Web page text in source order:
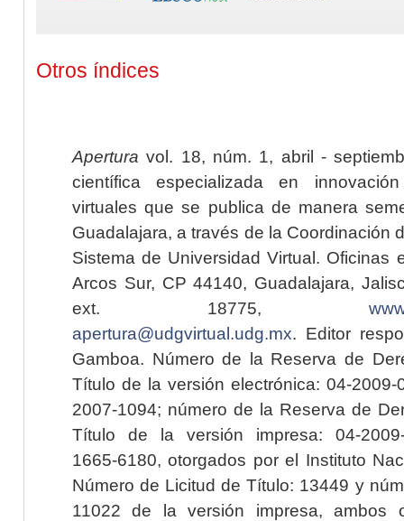
Otros índices
Apertura vol. 18, núm. 1, abril -
científica especializada en
virtuales que se publica de manera
Guadalajara, a través de la Coordinación
Sistema de Universidad Virtual. Oficinas
Arcos Sur, CP 44140, Guadalajara,
ext. 18775,
apertura@udgvirtual.udg.mx. Editor
Gamboa. Número de la Reserva de
Título de la versión electrónica: 04-2009-
2007-1094; número de la Reserva de
Título de la versión impresa: 04-2009-
1665-6180, otorgados por el Instituto
Número de Licitud de Título: 13449 y
11022 de la versión impresa, ambos